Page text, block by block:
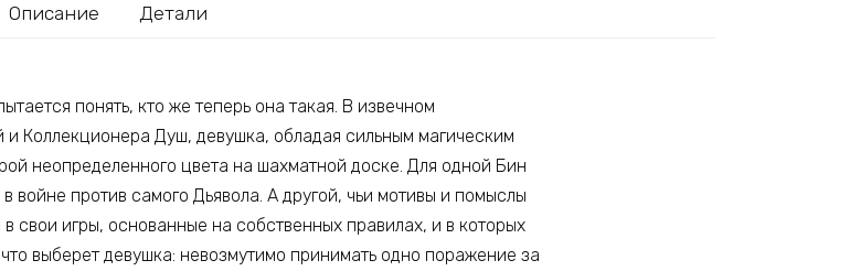
Описание Детали
понять, кто же теперь она такая. В извечном
Коллекционера Душ, девушка, обладая сильным магическим
неопределенного цвета на шахматной доске. Для одной Бин
войне против самого Дьявола. А другой, чьи мотивы и помыслы
свои игры, основанные на собственных правилах, и в которых
выберет девушка: невозмутимо принимать одно поражение за